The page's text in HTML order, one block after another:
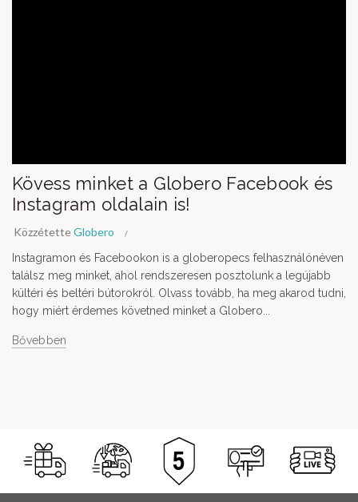
Kövess minket a Globero Facebook és
Instagram oldalain is!
KözzétetteGlobero
Instagramon és Facebookon is a globeropecs felhasználónéven
találsz meg minket, ahol rendszeresen posztolunk a legújabb
kültéri és beltéri bútorokról. Olvass tovább, ha meg akarod tudni,
hogy miért érdemes követned minket a Globero...
Bővebben